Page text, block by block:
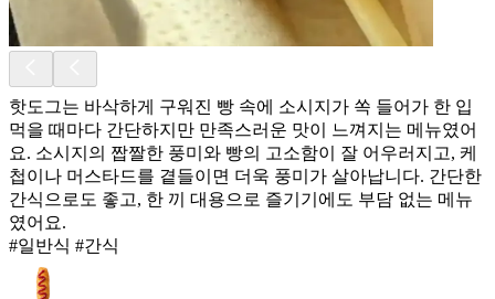
핫도그는 바삭하게 구워진 빵 속에 소시지가 쏙 들어가 한 입
먹을 때마다 간단하지만 만족스러운 맛이 느껴지는 메뉴였어
요. 소시지의 짭짤한 풍미와 빵의 고소함이 잘 어우러지고, 케
첩이나 머스타드를 곁들이면 더욱 풍미가 살아납니다. 간단한
간식으로도 좋고, 한 끼 대용으로 즐기기에도 부담 없는 메뉴
였어요.
#일반식 #간식